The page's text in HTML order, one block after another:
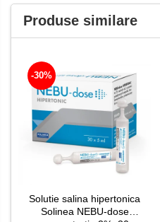
Produse similare
-30%
Solutie salina hipertonica
Solinea NEBU-dose